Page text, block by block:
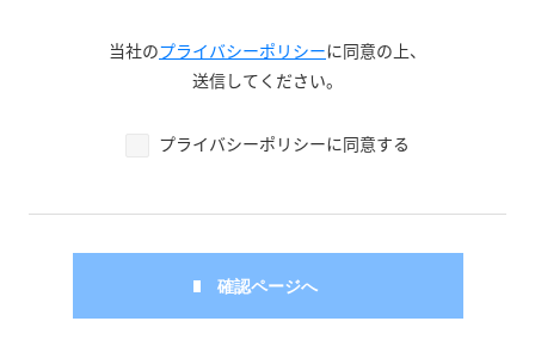
当社のプライバシーポリシーに同意の上、
送信してください。
プライバシーポリシーに同意する